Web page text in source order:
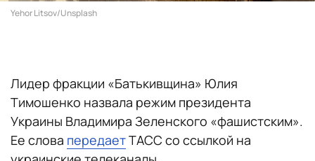
Yehor Litsov/Unsplash
Лидер фракции «Батькивщина» Юлия
Тимошенко назвала режим президента
Украины Владимира Зеленского «фашистским».
Ее слова передаетТАСС со ссылкой на